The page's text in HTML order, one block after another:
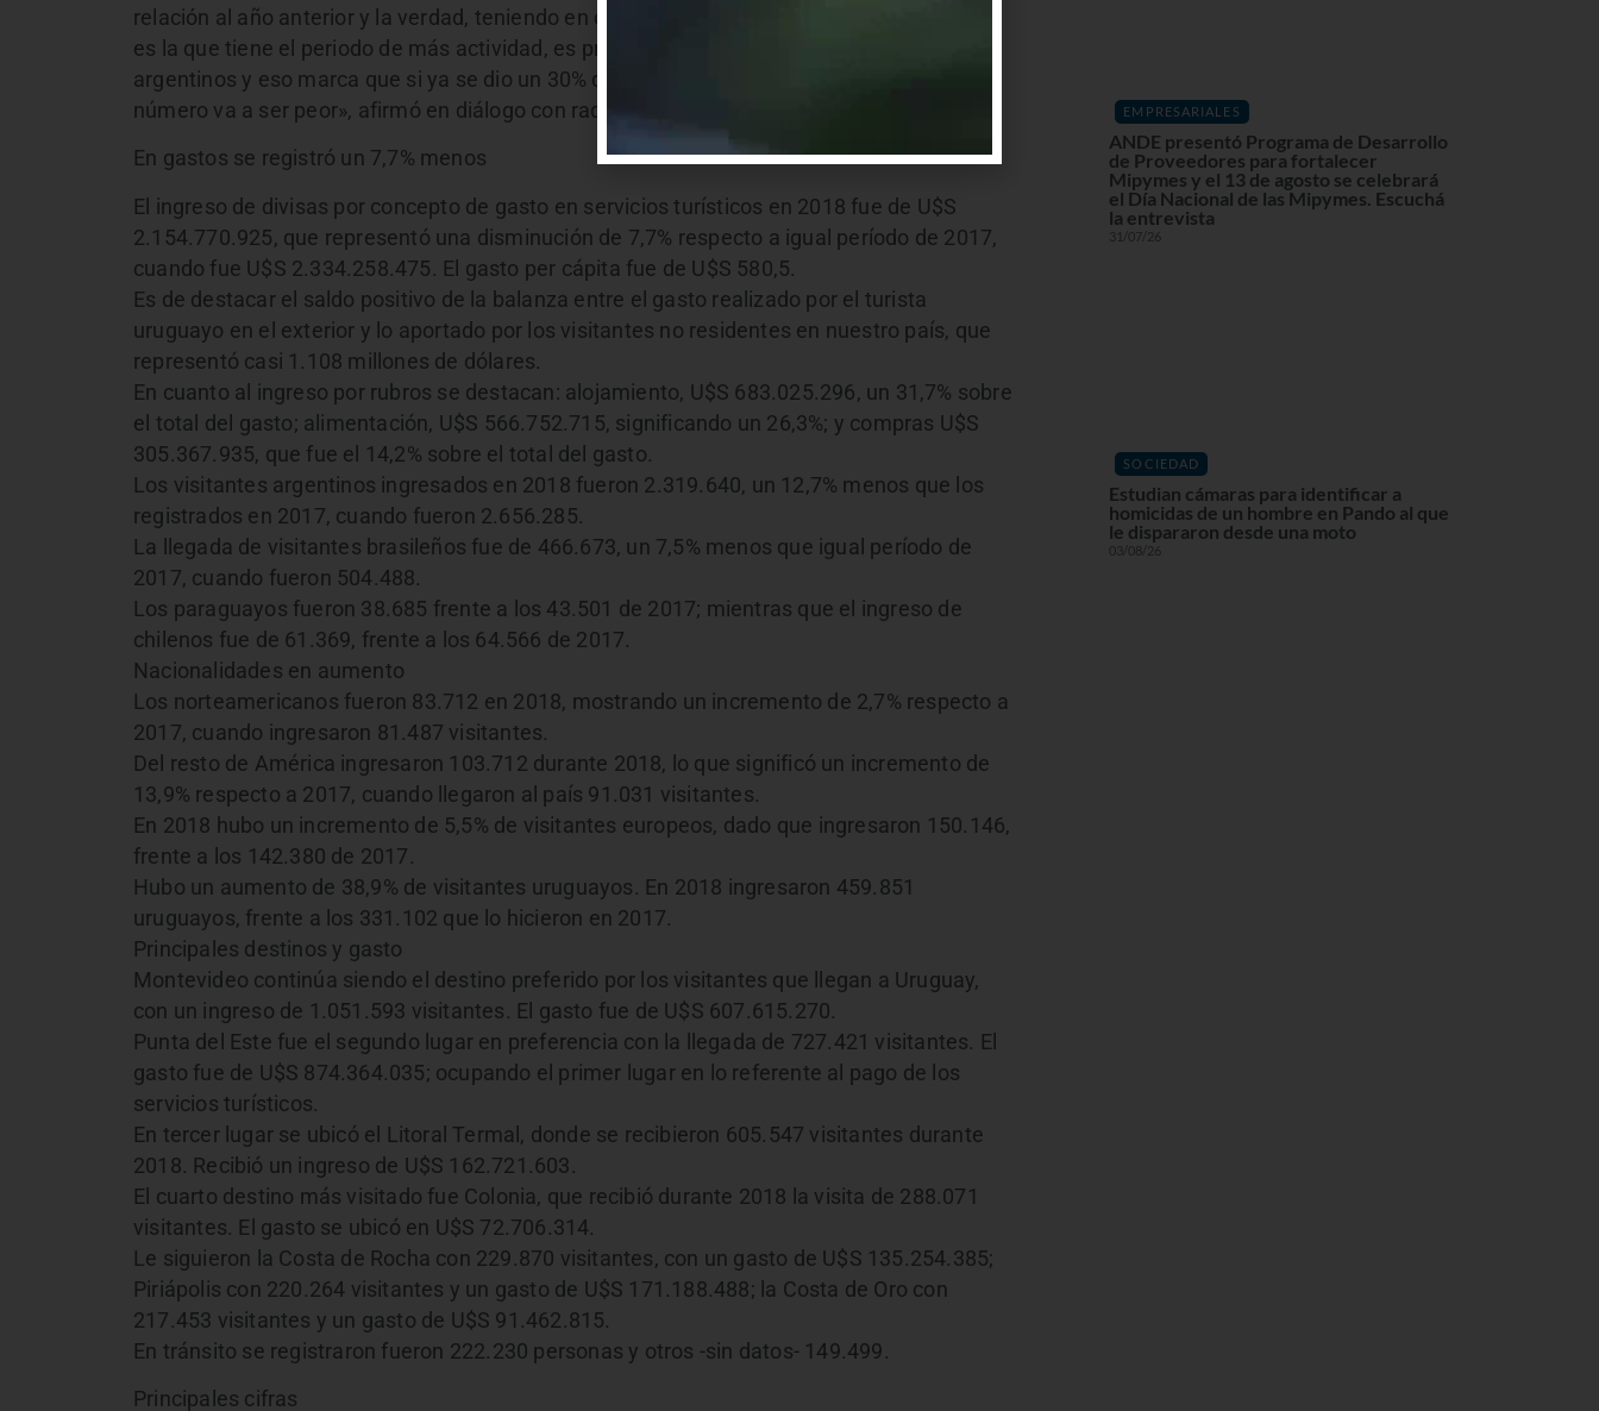
relación al año anterior y la verdad, teniendo en cuenta que la primera quincena de enero
es la que tiene el periodo de más actividad, es preocupante. Porque ha caído la entrada de
argentinos y eso marca que si ya se dio un 30% de caída lo que queda de verano este
número va a ser peor», afirmó en diálogo con radio Carve.
En gastos se registró un 7,7% menos
El ingreso de divisas por concepto de gasto en servicios turísticos en 2018 fue de U$S
2.154.770.925, que representó una disminución de 7,7% respecto a igual período de 2017,
cuando fue U$S 2.334.258.475. El gasto per cápita fue de U$S 580,5.
Es de destacar el saldo positivo de la balanza entre el gasto realizado por el turista
uruguayo en el exterior y lo aportado por los visitantes no residentes en nuestro país, que
representó casi 1.108 millones de dólares.
En cuanto al ingreso por rubros se destacan: alojamiento, U$S 683.025.296, un 31,7% sobre
el total del gasto; alimentación, U$S 566.752.715, significando un 26,3%; y compras U$S
305.367.935, que fue el 14,2% sobre el total del gasto.
Los visitantes argentinos ingresados en 2018 fueron 2.319.640, un 12,7% menos que los
registrados en 2017, cuando fueron 2.656.285.
La llegada de visitantes brasileños fue de 466.673, un 7,5% menos que igual período de
2017, cuando fueron 504.488.
Los paraguayos fueron 38.685 frente a los 43.501 de 2017; mientras que el ingreso de
chilenos fue de 61.369, frente a los 64.566 de 2017.
Nacionalidades en aumento
Los norteamericanos fueron 83.712 en 2018, mostrando un incremento de 2,7% respecto a
2017, cuando ingresaron 81.487 visitantes.
Del resto de América ingresaron 103.712 durante 2018, lo que significó un incremento de
13,9% respecto a 2017, cuando llegaron al país 91.031 visitantes.
En 2018 hubo un incremento de 5,5% de visitantes europeos, dado que ingresaron 150.146,
frente a los 142.380 de 2017.
Hubo un aumento de 38,9% de visitantes uruguayos. En 2018 ingresaron 459.851
uruguayos, frente a los 331.102 que lo hicieron en 2017.
Principales destinos y gasto
Montevideo continúa siendo el destino preferido por los visitantes que llegan a Uruguay,
con un ingreso de 1.051.593 visitantes. El gasto fue de U$S 607.615.270.
Punta del Este fue el segundo lugar en preferencia con la llegada de 727.421 visitantes. El
gasto fue de U$S 874.364.035; ocupando el primer lugar en lo referente al pago de los
servicios turísticos.
En tercer lugar se ubicó el Litoral Termal, donde se recibieron 605.547 visitantes durante
2018. Recibió un ingreso de U$S 162.721.603.
El cuarto destino más visitado fue Colonia, que recibió durante 2018 la visita de 288.071
visitantes. El gasto se ubicó en U$S 72.706.314.
Le siguieron la Costa de Rocha con 229.870 visitantes, con un gasto de U$S 135.254.385;
Piriápolis con 220.264 visitantes y un gasto de U$S 171.188.488; la Costa de Oro con
217.453 visitantes y un gasto de U$S 91.462.815.
En tránsito se registraron fueron 222.230 personas y otros -sin datos- 149.499.
Principales cifras
EMPRESARIALES
ANDE presentó Programa de Desarrollo
de Proveedores para fortalecer
Mipymes y el 13 de agosto se celebrará
el Día Nacional de las Mipymes. Escuchá
la entrevista
31/07/26
SOCIEDAD
Estudian cámaras para identificar a
homicidas de un hombre en Pando al que
le dispararon desde una moto
03/08/26